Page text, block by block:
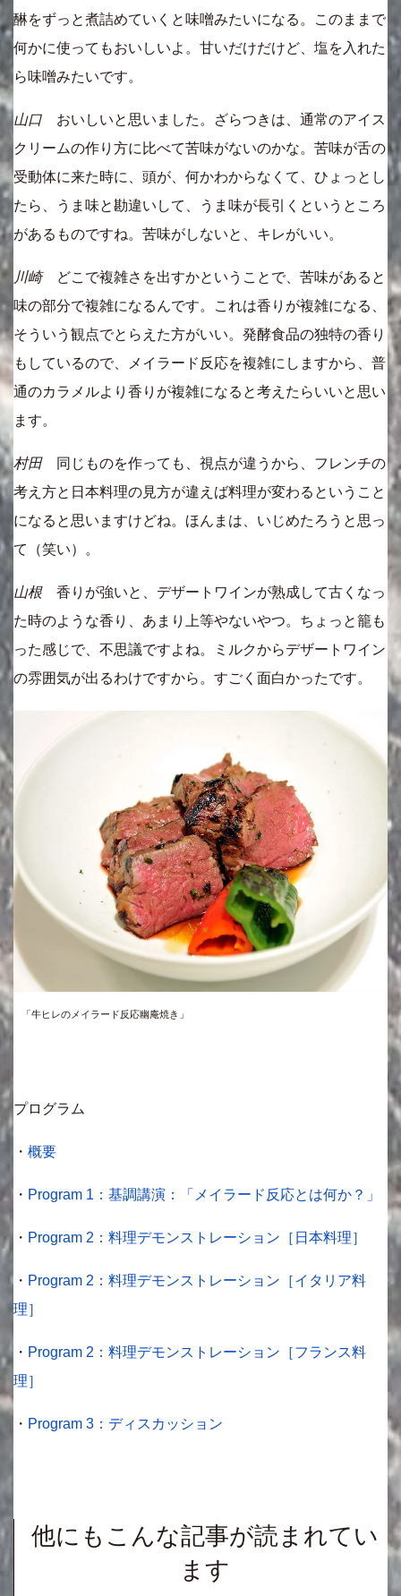
醂をずっと煮詰めていくと味噌みたいになる。このままで
何かに使ってもおいしいよ。甘いだけだけど、塩を入れた
ら味噌みたいです。
山口 おいしいと思いました。ざらつきは、通常のアイス
クリームの作り方に比べて苦味がないのかな。苦味が舌の
受動体に来た時に、頭が、何かわからなくて、ひょっとし
たら、うま味と勘違いして、うま味が長引くというところ
があるものですね。苦味がしないと、キレがいい。
川崎どこで複雑さを出すかということで、苦味があると
味の部分で複雑になるんです。これは香りが複雑になる、
そういう観点でとらえた方がいい。発酵食品の独特の香り
もしているので、メイラード反応を複雑にしますから、普
通のカラメルより香りが複雑になると考えたらいいと思い
ます。
村田同じものを作っても、視点が違うから、フレンチの
考え方と日本料理の見方が違えば料理が変わるということ
になると思いますけどね。ほんまは、いじめたろうと思っ
て（笑い）。
山根香りが強いと、デザートワインが熟成して古くなっ
た時のような香り、あまり上等やないやつ。ちょっと籠も
った感じで、不思議ですよね。ミルクからデザートワイン
の雰囲気が出るわけですから。すごく面白かったです。
「牛ヒレのメイラード反応幽庵焼き」
プログラム
・ 概要
・ Program 1：基調講演：「メイラード反応とは何か？」
・ Program 2：料理デモンストレーション［日本料理］
・ Program 2：料理デモンストレーション［イタリア料
理］
・ Program 2：料理デモンストレーション［フランス料
理］
・ Program 3：ディスカッション
他にもこんな記事が読まれてい
ます